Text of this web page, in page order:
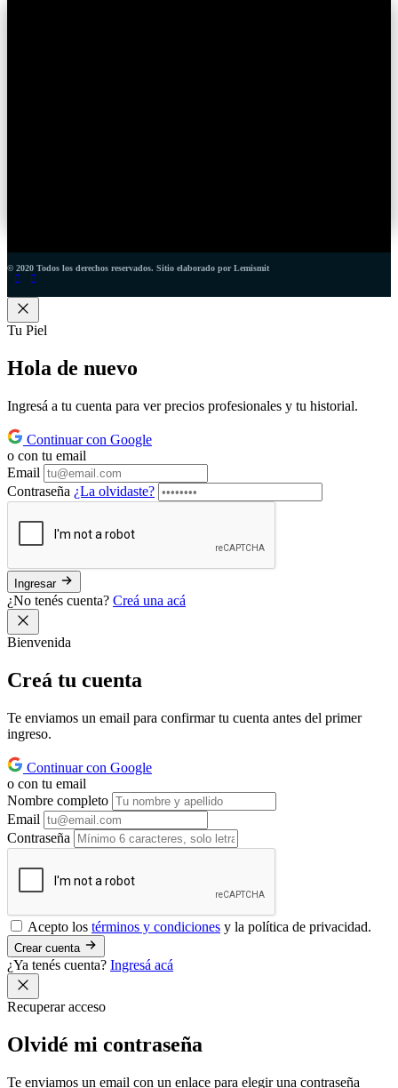
© 2020 Todos los derechos reservados. Sitio elaborado por Lemismit
Tu Piel
Hola de nuevo
Ingresá a tu cuenta para ver precios profesionales y tu historial.
Continuar con Google
o con tu email
Email
Contraseña ¿La olvidaste?
Ingresar
¿No tenés cuenta? Creá una acá
Bienvenida
Creá tu cuenta
Te enviamos un email para confirmar tu cuenta antes del primer
ingreso.
Continuar con Google
o con tu email
Nombre completo
Email
Contraseña
Acepto los términos y condiciones y la política de privacidad.
Crear cuenta
¿Ya tenés cuenta? Ingresá acá
Recuperar acceso
Olvidé mi contraseña
Te enviamos un email con un enlace para elegir una contraseña